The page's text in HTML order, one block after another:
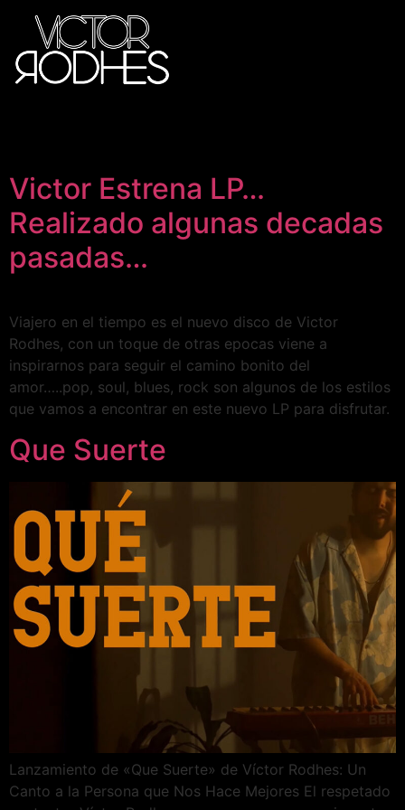
Victor Estrena LP…
Realizado algunas decadas
pasadas…
Viajero en el tiempo es el nuevo disco de Victor
Rodhes, con un toque de otras epocas viene a
inspirarnos para seguir el camino bonito del
amor…..pop, soul, blues, rock son algunos de los estilos
que vamos a encontrar en este nuevo LP para disfrutar.
Que Suerte
Lanzamiento de «Que Suerte» de Víctor Rodhes: Un
Canto a la Persona que Nos Hace Mejores El respetado